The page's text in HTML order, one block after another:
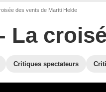
des vents de Martti Helde
La
Critiques spectateurs